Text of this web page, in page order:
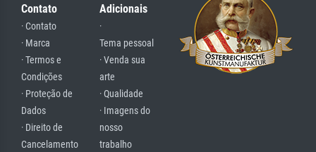
Contato
· Contato
· Marca
· Termos e
Condições
· Proteção de
Dados
· Direito de
Cancelamento
Adicionais
·
Tema pessoal
· Venda sua
arte
· Qualidade
· Imagens do
nosso
trabalho